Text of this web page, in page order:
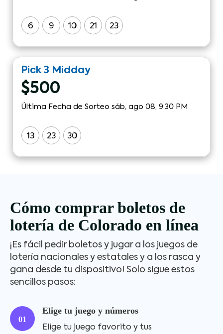
6 9 10 21 23
Pick 3 Midday
$500
Última Fecha de Sorteo sáb, ago 08, 9:30 PM
13 23 30
Cómo comprar boletos de
lotería de Colorado en línea
¡Es fácil pedir boletos y jugar a los juegos de
lotería nacionales y estatales y a los rasca y
gana desde tu dispositivo! Solo sigue estos
sencillos pasos:
01
Elige tu juego y números
Elige tu juego favorito y tus